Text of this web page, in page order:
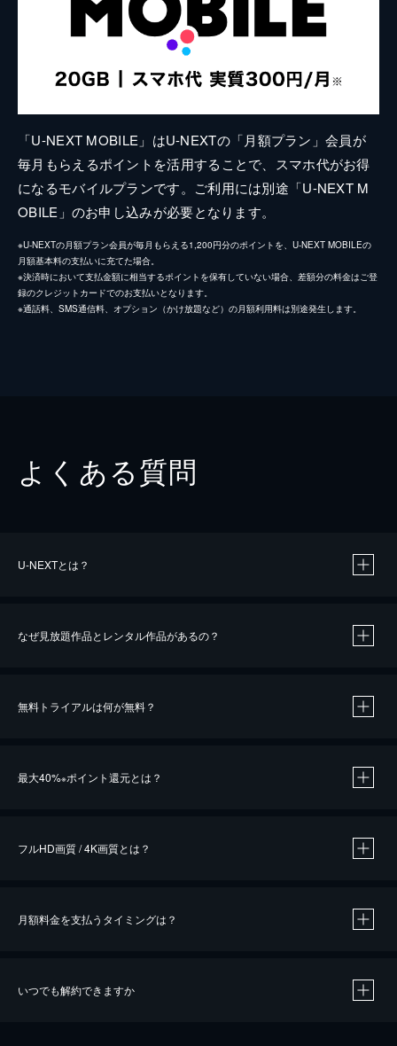
「U-NEXT MOBILE」はU-NEXTの「月額プラン」会員が
毎月もらえるポイントを活用することで、スマホ代がお得
になるモバイルプランです。ご利用には別途「U-NEXT M
OBILE」のお申し込みが必要となります。
※U-NEXTの月額プラン会員が毎月もらえる1,200円分のポイントを、U-NEXT MOBILEの
月額基本料の支払いに充てた場合。
※決済時において支払金額に相当するポイントを保有していない場合、差額分の料金はご登
録のクレジットカードでのお支払いとなります。
※通話料、SMS通信料、オプション（かけ放題など）の月額利用料は別途発生します。
よくある質問
U-NEXTとは？
なぜ見放題作品とレンタル作品があるの？
無料トライアルは何が無料？
最大40%※ポイント還元とは？
※40％ポイント還元の対象は、クレジットカード決済による作品の購入 / レンタルです。
iOSアプリのUコイン決済による作品の購入 / レンタルは、20％のポイント還元です。
フルHD画質 / 4K画質とは？
月額料金を支払うタイミングは？
いつでも解約できますか